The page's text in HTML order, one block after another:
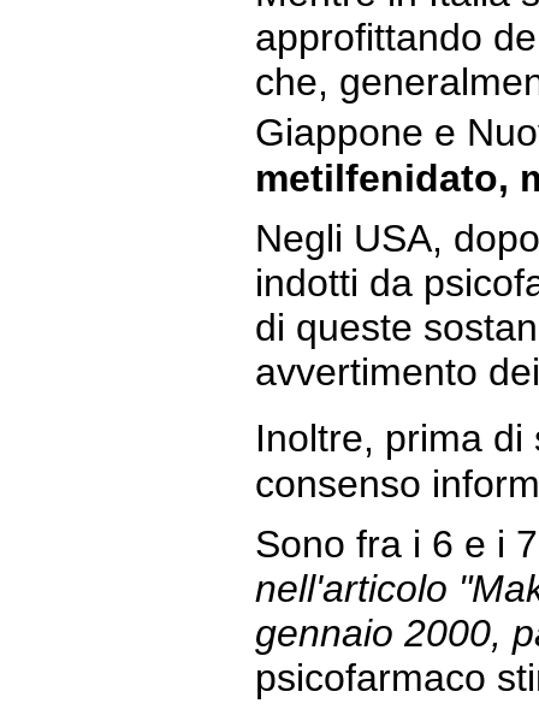
approfittando
che,
Giappone e
metilfenidato,
Negli USA,
indotti da
di queste
avvertimento
Inoltre, prima
consenso
Sono fra i 6 e i
nell'articolo
gennaio 2000,
psicofarmaco